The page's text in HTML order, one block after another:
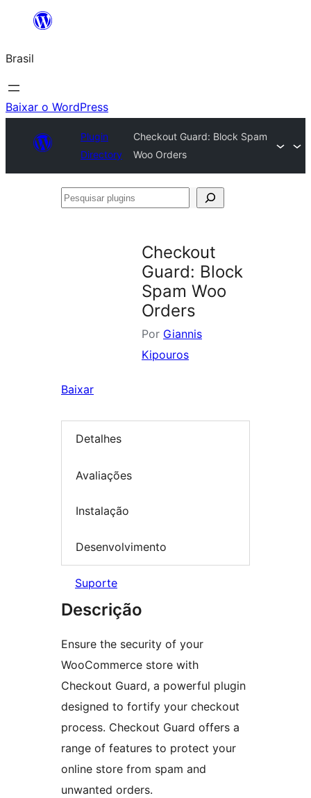
o
conteúdo
Brasil
Baixar o WordPress
Plugin
Directory
Checkout Guard: Block Spam
Woo Orders
Pesquisar
Checkout
Guard: Block
Spam Woo
Orders
Por Giannis
Kipouros
Baixar
Detalhes
Avaliações
Instalação
Desenvolvimento
Suporte
Descrição
Ensure the security of your
WooCommerce store with
Checkout Guard, a powerful plugin
designed to fortify your checkout
process. Checkout Guard offers a
range of features to protect your
online store from spam and
unwanted orders.